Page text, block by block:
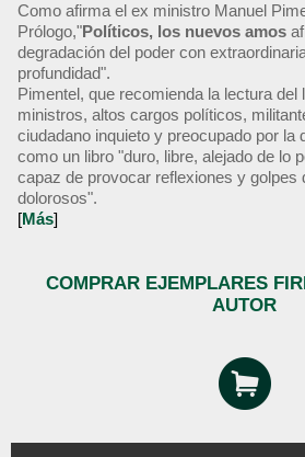
Como afirma el ex ministro Manuel
Prólogo,"Políticos, los nuevos amos
degradación del poder con
profundidad".
Pimentel, que recomienda la lectura del
ministros, altos cargos políticos,
ciudadano inquieto y preocupado por la
como un libro "duro, libre, alejado de lo
capaz de provocar reflexiones y golpes
dolorosos".
[Más]
COMPRAR EJEMPLARES
AUTOR